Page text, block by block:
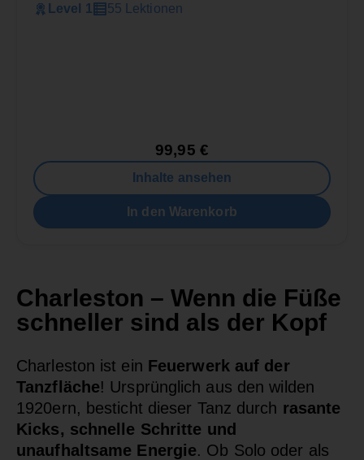
Level 1 55 Lektionen
99,95 €
Inhalte ansehen
In den Warenkorb
Charleston – Wenn die Füße
schneller sind als der Kopf
Charleston ist ein Feuerwerk auf der
Tanzfläche! Ursprünglich aus den wilden
1920ern, besticht dieser Tanz durch rasante
Kicks, schnelle Schritte und
unaufhaltsame Energie. Ob Solo oder als